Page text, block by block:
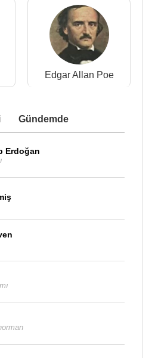
Edgar Allan Poe
Gündemde
Erdoğan